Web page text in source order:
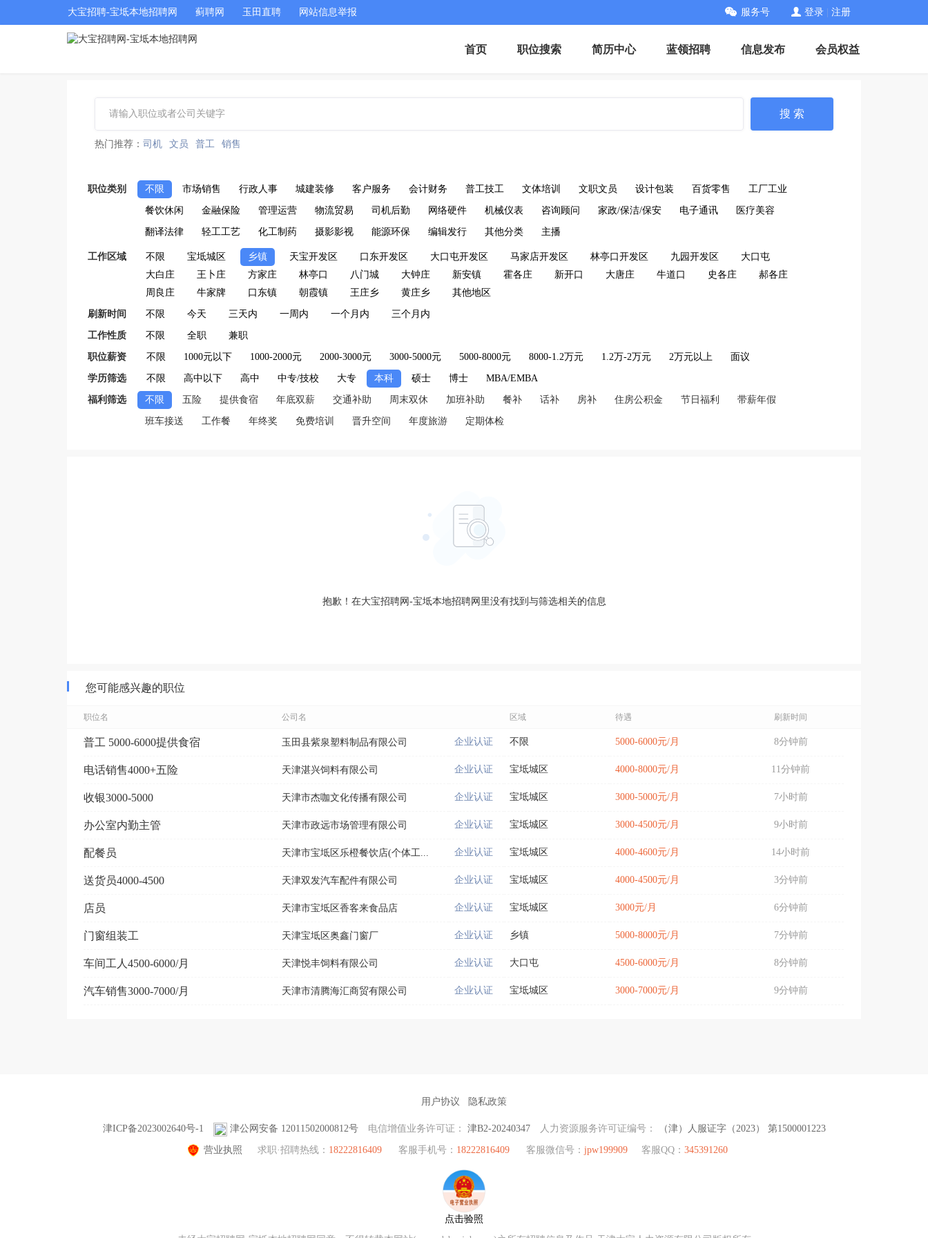
大宝招聘-宝坻本地招聘网 蓟聘网 玉田直聘 网站信息举报 服务号 登录 注册
首页 职位搜索 简历中心 蓝领招聘 信息发布 会员权益
搜 索
热门推荐： 司机 文员 普工 销售
职位类别 不限 市场销售 行政人事 城建装修 客户服务 会计财务 普工技工 文体培训 文职文员 设计包装 百货零售 工厂工业
餐饮休闲 金融保险 管理运营 物流贸易 司机后勤 网络硬件 机械仪表 咨询顾问 家政/保洁/保安 电子通讯 医疗美容
翻译法律 轻工工艺 化工制药 摄影影视 能源环保 编辑发行 其他分类 主播
工作区域 不限 宝坻城区 乡镇 天宝开发区 口东开发区 大口屯开发区 马家店开发区 林亭口开发区 九园开发区
大口屯
大白庄
王卜庄 方家庄 林亭口 八门城 大钟庄 新安镇 霍各庄 新开口 大唐庄 牛道口 史各庄
郝各庄
周良庄
牛家牌 口东镇 朝霞镇 王庄乡 黄庄乡 其他地区
刷新时间 不限 今天 三天内 一周内 一个月内 三个月内
工作性质 不限 全职 兼职
职位薪资 不限 1000元以下 1000-2000元 2000-3000元 3000-5000元 5000-8000元 8000-1.2万元 1.2万-2万元 2万元以上 面议
学历筛选 不限 高中以下 高中 中专/技校 大专 本科 硕士 博士 MBA/EMBA
福利筛选 不限 五险 提供食宿 年底双薪 交通补助 周末双休 加班补助 餐补 话补 房补 住房公积金 节日福利 带薪年假
班车接送 工作餐 年终奖 免费培训 晋升空间 年度旅游 定期体检
抱歉！在大宝招聘网-宝坻本地招聘网里没有找到与筛选相关的信息
您可能感兴趣的职位
职位名 公司名 区域 待遇 刷新时间
普工 5000-6000提供食宿 玉田县紫泉塑料制品有限公司 企业认证 不限 5000-6000元/月 8分钟前
电话销售4000+五险 天津湛兴饲料有限公司 企业认证 宝坻城区 4000-8000元/月 11分钟前
收银3000-5000 天津市杰咖文化传播有限公司 企业认证 宝坻城区 3000-5000元/月 7小时前
办公室内勤主管 天津市政远市场管理有限公司 企业认证 宝坻城区 3000-4500元/月 9小时前
配餐员 天津市宝坻区乐橙餐饮店(个体工... 企业认证 宝坻城区 4000-4600元/月 14小时前
送货员4000-4500 天津双发汽车配件有限公司 企业认证 宝坻城区 4000-4500元/月 3分钟前
店员 天津市宝坻区香客来食品店 企业认证 宝坻城区 3000元/月 6分钟前
门窗组装工 天津宝坻区奥鑫门窗厂 企业认证 乡镇 5000-8000元/月 7分钟前
车间工人4500-6000/月 天津悦丰饲料有限公司 企业认证 大口屯 4500-6000元/月 8分钟前
汽车销售3000-7000/月 天津市清腾海汇商贸有限公司 企业认证 宝坻城区 3000-7000元/月 9分钟前
用户协议 隐私政策
津ICP备2023002640号-1 津公网安备 12011502000812号 电信增值业务许可证： 津B2-20240347 人力资源服务许可证编号： （津）人服证字（2023） 第1500001223
营业执照 求职·招聘热线： 18222816409 客服手机号： 18222816409 客服微信号： jpw199909 客服QQ： 345391260
点击验照